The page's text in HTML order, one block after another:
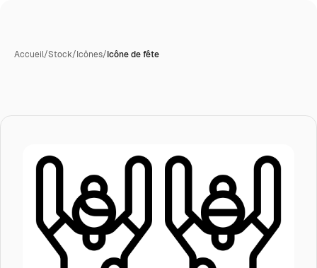
Accueil/Stock/Icônes/Icône de fête